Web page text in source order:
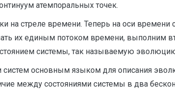
атемпоральных точек.
стреле времени. Теперь на оси времени
их единым потоком времени, выполним
системы, так называемую
систем основным языком для описания
между состояниями системы в два